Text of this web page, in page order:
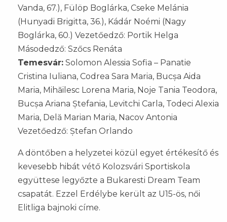
Vanda, 67.), Fülöp Boglárka, Cseke Melánia
(Hunyadi Brigitta, 36.), Kádár Noémi (Nagy
Boglárka, 60.) Vezetőedző: Portik Helga
Másodedző: Szőcs Renáta
Temesvár: Solomon Alessia Sofia – Panatie
Cristina Iuliana, Codrea Sara Maria, Bucșa Aida
Maria, Mihăilesc Lorena Maria, Noje Tania Teodora,
Bucșa Ariana Ștefania, Levitchi Carla, Todeci Alexia
Maria, Delă Marian Maria, Nacov Antonia
Vezetőedző: Ștefan Orlando
A döntőben a helyzetei közül egyet értékesítő és
kevesebb hibát vétő Kolozsvári Sportiskola
együttese legyőzte a Bukaresti Dream Team
csapatát. Ezzel Erdélybe került az U15-ös, női
Elitliga bajnoki címe.